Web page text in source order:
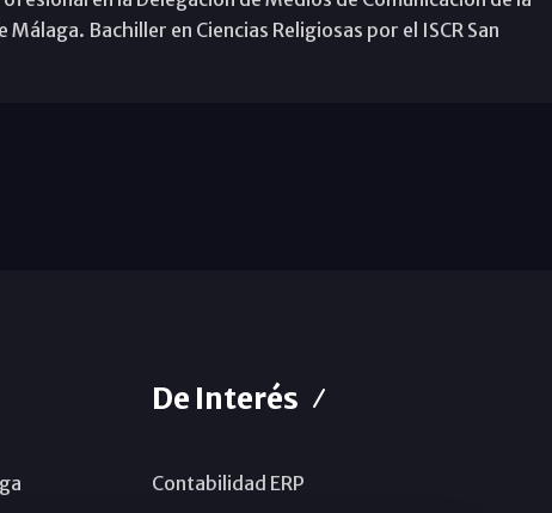
Málaga. Bachiller en Ciencias Religiosas por el ISCR San
De Interés
Contabilidad ERP